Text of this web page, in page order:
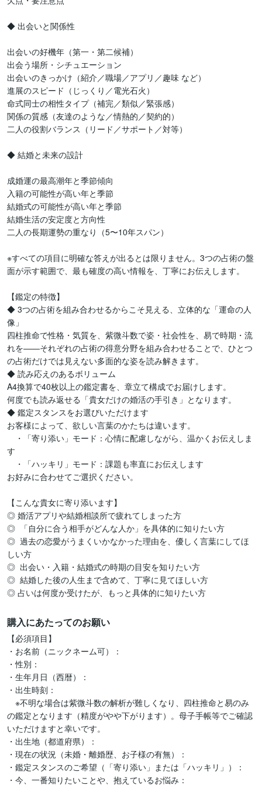
◆ 出会いと関係性
出会いの好機年（第一・第二候補）
出会う場所・シチュエーション
出会いのきっかけ（紹介／職場／アプリ／趣味 など）
進展のスピード（じっくり／電光石火）
命式同士の相性タイプ（補完／類似／緊張感）
関係の質感（友達のような／情熱的／契約的）
二人の役割バランス（リード／サポート／対等）
◆ 結婚と未来の設計
成婚運の最高潮年と季節傾向
入籍の可能性が高い年と季節
結婚式の可能性が高い年と季節
結婚生活の安定度と方向性
二人の長期運勢の重なり（5〜10年スパン）
※すべての項目に明確な答えが出るとは限りません。3つの占術の盤
面が示す範囲で、最も確度の高い情報を、丁寧にお伝えします。
【鑑定の特徴】
◆ 3つの占術を組み合わせるからこそ見える、立体的な「運命の人
像」
四柱推命で性格・気質を、紫微斗数で姿・社会性を、易で時期・流
れを——それぞれの占術の得意分野を組み合わせることで、ひとつ
の占術だけでは見えない多面的な姿を読み解きます。
◆ 読み応えのあるボリューム
A4換算で40枚以上の鑑定書を、章立て構成でお届けします。
何度でも読み返せる「貴女だけの婚活の手引き」となります。
◆ 鑑定スタンスをお選びいただけます
お客様によって、欲しい言葉のかたちは違います。
・「寄り添い」モード：心情に配慮しながら、温かくお伝えしま
す
・「ハッキリ」モード：課題も率直にお伝えします
お好みに合わせてご選択ください。
【こんな貴女に寄り添います】
◎ 婚活アプリや結婚相談所で疲れてしまった方
◎  「自分に合う相手がどんな人か」を具体的に知りたい方
◎  過去の恋愛がうまくいかなかった理由を、優しく言葉にしてほ
しい方
◎  出会い・入籍・結婚式の時期の目安を知りたい方
◎  結婚した後の人生まで含めて、丁寧に見てほしい方
購入にあたってのお願い
【必須項目】
・お名前（ニックネーム可）：
・性別：
・生年月日（西暦）：
・出生時刻：
※不明な場合は紫微斗数の解析が難しくなり、四柱推命と易のみ
の鑑定となります（精度がやや下がります）。母子手帳等でご確認
いただけますと幸いです。
・出生地（都道府県）：
・現在の状況（未婚・離婚歴、お子様の有無）：
・鑑定スタンスのご希望（「寄り添い」または「ハッキリ」）：
・今、一番知りたいことや、抱えているお悩み：